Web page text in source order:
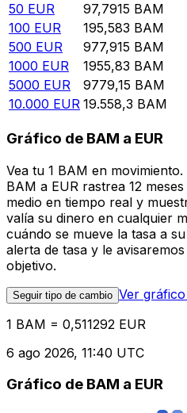
50 EUR 97,7915 BAM
100 EUR 195,583 BAM
500 EUR 977,915 BAM
1000 EUR 1955,83 BAM
5000 EUR 9779,15 BAM
10.000 EUR 19.558,3 BAM
Gráfico de BAM a EUR
Vea tu 1 BAM en
BAM a EUR rastrea 12
medio en tiempo real y
valía su dinero en cualquier
cuándo se mueve la tasa a
alerta de tasa y le
objetivo.
Seguir tipo de cambio Ver
1 BAM = 0,511292 EUR
6 ago 2026, 11:40 UTC
Gráfico de BAM a EUR